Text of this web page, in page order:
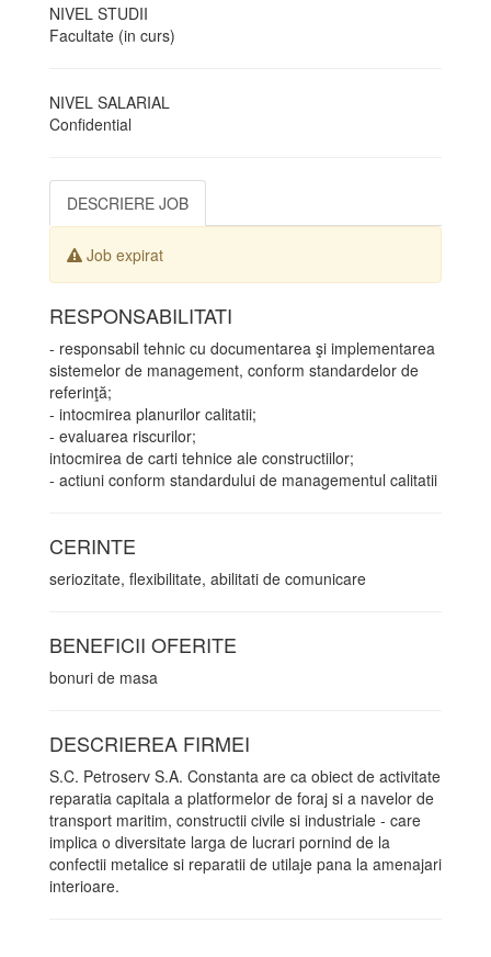
NIVEL STUDII
Facultate (in curs)
NIVEL SALARIAL
Confidential
DESCRIERE JOB
Job expirat
RESPONSABILITATI
- responsabil tehnic cu documentarea şi implementarea
sistemelor de management, conform standardelor de
referinţă;
- intocmirea planurilor calitatii;
- evaluarea riscurilor;
intocmirea de carti tehnice ale constructiilor;
- actiuni conform standardului de managementul calitatii
CERINTE
seriozitate, flexibilitate, abilitati de comunicare
BENEFICII OFERITE
bonuri de masa
DESCRIEREA FIRMEI
S.C. Petroserv S.A. Constanta are ca obiect de activitate
reparatia capitala a platformelor de foraj si a navelor de
transport maritim, constructii civile si industriale - care
implica o diversitate larga de lucrari pornind de la
confectii metalice si reparatii de utilaje pana la amenajari
interioare.